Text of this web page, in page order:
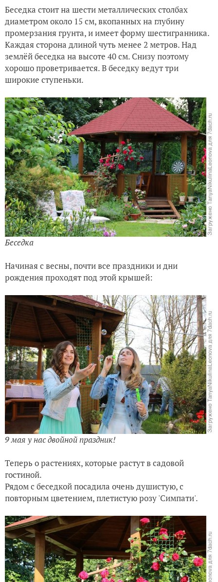
Беседка стоит на шести металлических столбах
диаметром около 15 см, вкопанных на глубину
промерзания грунта, и имеет форму шестигранника.
Каждая сторона длиной чуть менее 2 метров. Над
землёй беседка на высоте 40 см. Снизу поэтому
хорошо проветривается. В беседку ведут три
широкие ступеньки.
Беседка
Начиная с весны, почти все праздники и дни
рождения проходят под этой крышей:
9 мая у нас двойной праздник!
Теперь о растениях, которые растут в садовой
гостиной.
Рядом с беседкой посадила очень душистую, с
повторным цветением, плетистую розу 'Симпати'.